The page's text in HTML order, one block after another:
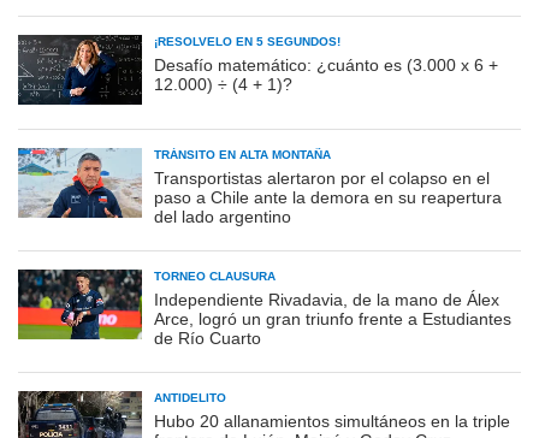
¡RESOLVELO EN 5 SEGUNDOS!
Desafío matemático: ¿cuánto es (3.000 x 6 +
12.000) ÷ (4 + 1)?
TRÁNSITO EN ALTA MONTAÑA
Transportistas alertaron por el colapso en el
paso a Chile ante la demora en su reapertura
del lado argentino
TORNEO CLAUSURA
Independiente Rivadavia, de la mano de Álex
Arce, logró un gran triunfo frente a Estudiantes
de Río Cuarto
ANTIDELITO
Hubo 20 allanamientos simultáneos en la triple